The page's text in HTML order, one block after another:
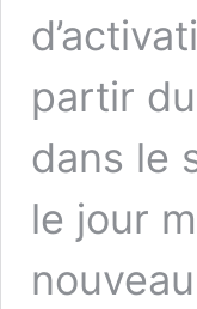
partir
dans le
le jour